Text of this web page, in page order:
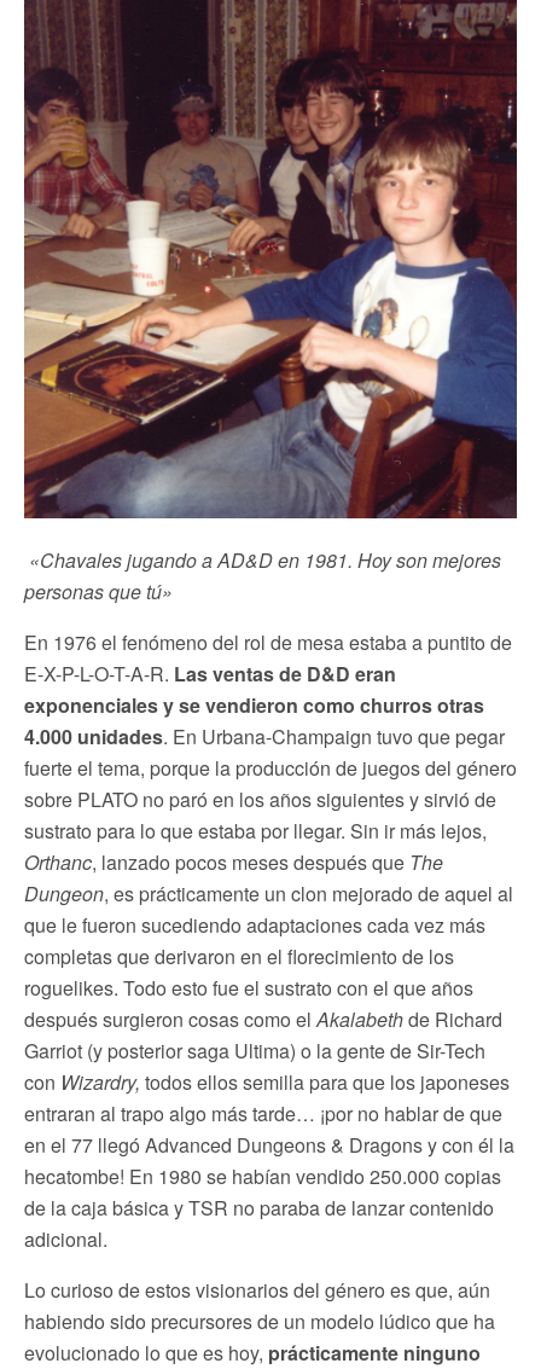
«Chavales jugando a AD&D en 1981. Hoy son mejores
personas que tú»
En 1976 el fenómeno del rol de mesa estaba a puntito de
E-X-P-L-O-T-A-R. Las ventas de D&D eran
exponenciales y se vendieron como churros otras
4.000 unidades. En Urbana-Champaign tuvo que pegar
fuerte el tema, porque la producción de juegos del género
sobre PLATO no paró en los años siguientes y sirvió de
sustrato para lo que estaba por llegar. Sin ir más lejos,
Orthanc, lanzado pocos meses después que The
Dungeon, es prácticamente un clon mejorado de aquel al
que le fueron sucediendo adaptaciones cada vez más
completas que derivaron en el florecimiento de los
roguelikes. Todo esto fue el sustrato con el que años
después surgieron cosas como elAkalabethde Richard
Garriot (y posterior saga Ultima) o la gente de Sir-Tech
con Wizardry, todos ellos semilla para que los japoneses
entraran al trapo algo más tarde… ¡por no hablar de que
en el 77 llegó Advanced Dungeons & Dragons y con él la
hecatombe! En 1980 se habían vendido 250.000 copias
de la caja básica y TSR no paraba de lanzar contenido
adicional.
Lo curioso de estos visionarios del género es que, aún
habiendo sido precursores de un modelo lúdico que ha
evolucionado lo que es hoy, prácticamente ninguno